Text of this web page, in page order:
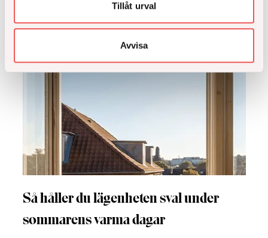
Tillåt urval
Avvisa
Så håller du lägenheten sval under
sommarens varma dagar